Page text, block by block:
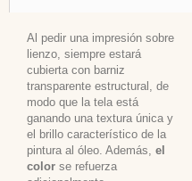
Al pedir una impresión sobre
lienzo, siempre estará
cubierta con barniz
transparente estructural, de
modo que la tela está
ganando una textura única y
el brillo característico de la
pintura al óleo. Además, el
color se refuerza